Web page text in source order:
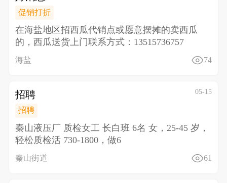
促销打折
在海盐地区招西瓜代销点或愿意摆摊的卖西瓜
的，西瓜送货上门联系方式：13515736757
海盐 74
招聘 05-15
招聘
秦山液压厂 质检女工 长白班 6名 女，25-45 岁，
轻松质检活 730-1800，做6
秦山街道 61